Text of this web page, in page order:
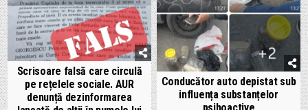
Scrisoare falsă care circulă
pe rețelele sociale. AUR
denunță dezinformarea
Conducător auto depistat sub
influența substanțelor